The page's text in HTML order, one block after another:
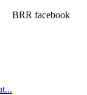
BRR facebook